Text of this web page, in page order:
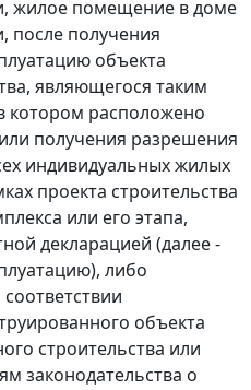
жилое помещение в доме
после получения
объекта
являющегося таким
расположено
получения разрешения
индивидуальных жилых
проекта строительства
или его этапа,
декларацией (далее -
либо
объекта
строительства или
законодательства о